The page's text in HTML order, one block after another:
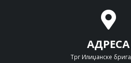
АДРЕСА
Трг Илиџанске